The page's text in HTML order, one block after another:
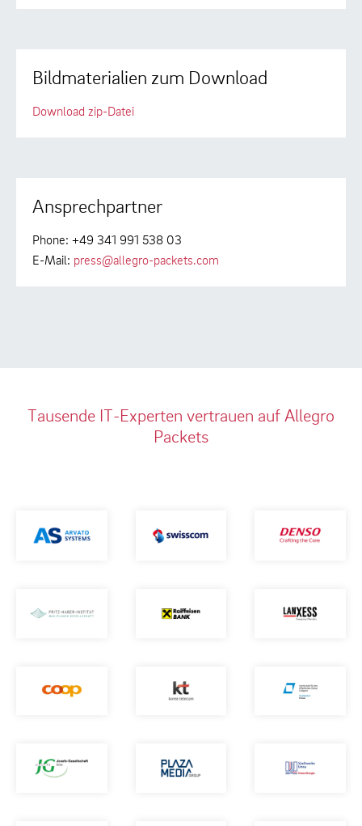
Bildmaterialien zum Download
Download zip-Datei
Ansprechpartner
Phone: +49 341 991 538 03
E-Mail: press@allegro-packets.com
Tausende IT-Experten vertrauen auf Allegro
Packets